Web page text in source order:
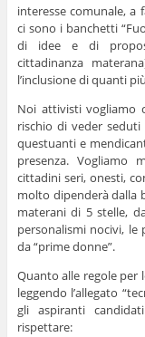
interesse comunale, a
ci sono i banchetti
di idee e di
cittadinanza
l’inclusione di quanti
Noi attivisti vogliamo
rischio di veder
questuanti e
presenza. Vogliamo
cittadini seri, onesti,
molto dipenderà dalla
materani di 5 stelle,
personalismi nocivi,
da “prime donne”.
Quanto alle regole per
leggendo l’allegato
gli aspiranti
rispettare: